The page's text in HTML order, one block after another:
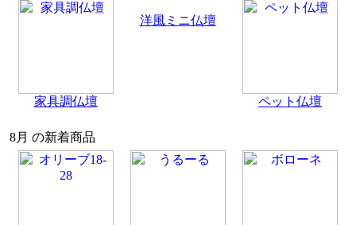
家具調仏壇
洋風ミニ仏壇
ペット仏壇
8月 の新着商品